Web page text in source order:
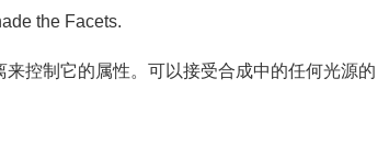
the Facets.
控制它的属性。可以接受合成中的任何光源的